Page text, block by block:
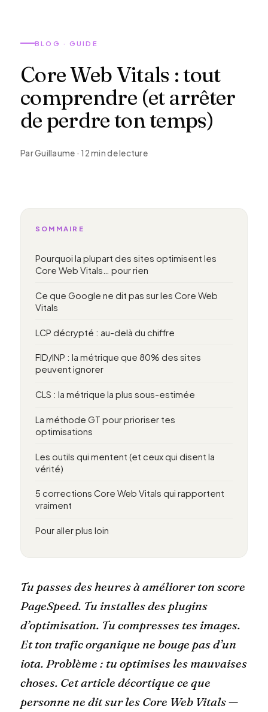
BLOG · GUIDE
Core Web Vitals : tout
comprendre (et arrêter
de perdre ton temps)
Par Guillaume · 12 min de lecture
SOMMAIRE
Pourquoi la plupart des sites optimisent les
Core Web Vitals… pour rien
Ce que Google ne dit pas sur les Core Web
Vitals
LCP décrypté : au-delà du chiffre
FID/INP : la métrique que 80% des sites
peuvent ignorer
CLS : la métrique la plus sous-estimée
La méthode GT pour prioriser tes
optimisations
Les outils qui mentent (et ceux qui disent la
vérité)
5 corrections Core Web Vitals qui rapportent
vraiment
Pour aller plus loin
Tu passes des heures à améliorer ton score
PageSpeed. Tu installes des plugins
d’optimisation. Tu compresses tes images.
Et ton trafic organique ne bouge pas d’un
iota. Problème : tu optimises les mauvaises
choses. Cet article décortique ce que
personne ne dit sur les Core Web Vitals —